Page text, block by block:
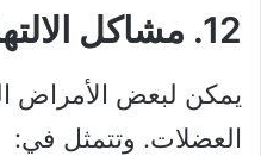
12. مشاكل الالتهابات
يمكن لبعض الأمراض
العضلات. وتتمثل في: